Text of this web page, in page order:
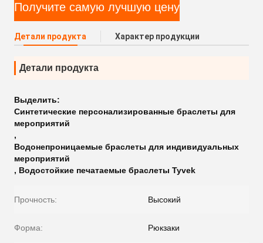
Получите самую лучшую цену
Детали продукта Характер продукции
Детали продукта
Выделить:
Синтетические персонализированные браслеты для
мероприятий
,
Водонепроницаемые браслеты для индивидуальных
мероприятий
, Водостойкие печатаемые браслеты Tyvek
Прочность: Высокий
Форма: Рюкзаки